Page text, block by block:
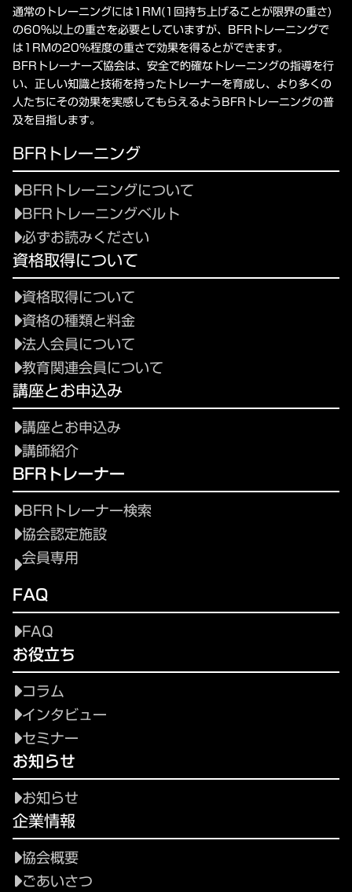
通常のトレーニングには1RM(1回持ち上げることが限界の重さ)
の60%以上の重さを必要としていますが、BFRトレーニングで
は1RMの20%程度の重さで効果を得るとができます。
BFRトレーナーズ協会は、安全で的確なトレーニングの指導を行
い、正しい知識と技術を持ったトレーナーを育成し、より多くの
人たちにその効果を実感してもらえるようBFRトレーニングの普
及を目指します。
BFRトレーニング
BFRトレーニングについて
BFRトレーニングベルト
必ずお読みください
資格取得について
資格取得について
資格の種類と料金
法人会員について
教育関連会員について
講座とお申込み
講座とお申込み
講師紹介
BFRトレーナー
BFRトレーナー検索
協会認定施設
会員専用
FAQ
FAQ
お役立ち
コラム
インタビュー
セミナー
お知らせ
お知らせ
企業情報
協会概要
ごあいさつ